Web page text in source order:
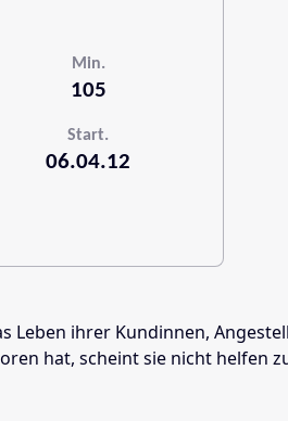
Min.
105
Start.
06.04.12
ihrer Kundinnen,
hat, scheint sie nicht helfen